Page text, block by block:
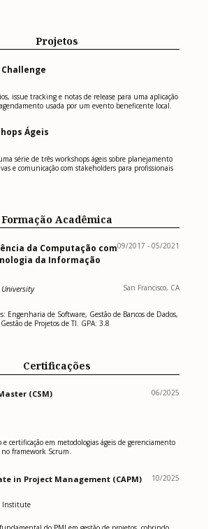
Projetos
issue tracking e notas de release para uma aplicação
usada por um evento beneficente local.
Ágeis
série de três workshops ágeis sobre planejamento
e comunicação com stakeholders para profissionais
Formação Acadêmica
da Computação com
da Informação
09/2017 - 05/2021
San Francisco, CA
Engenharia de Software, Gestão de Bancos de Dados,
de Projetos de TI. GPA: 3.8
Certificações
(CSM) 06/2025
certificação em metodologias ágeis de gerenciamento
framework Scrum.
in Project Management (CAPM) 10/2025
Institute